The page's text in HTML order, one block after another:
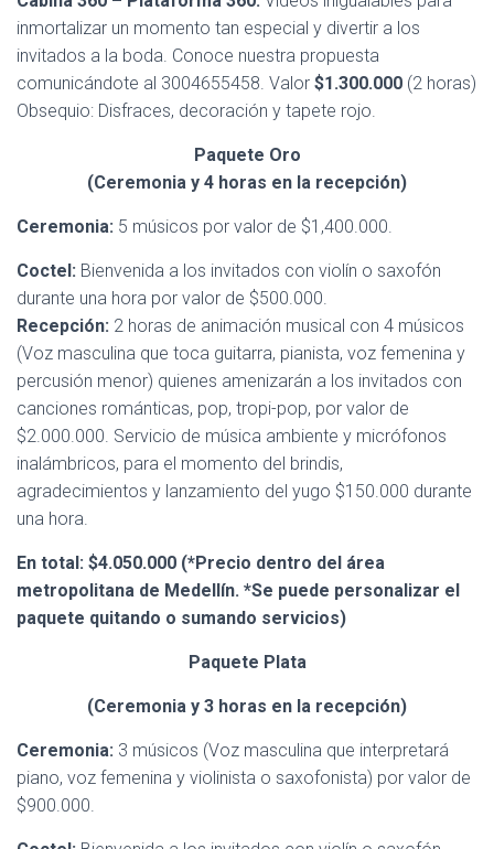
inmortalizar un momento tan especial y divertir a los
invitados a la boda. Conoce nuestra propuesta
comunicándote al 3004655458. Valor $1.300.000 (2 horas)
Obsequio: Disfraces, decoración y tapete rojo.
Paquete Oro
(Ceremonia y 4 horas en la recepción)
Ceremonia: 5 músicos por valor de $1,400.000.
Coctel: Bienvenida a los invitados con violín o saxofón
durante una hora por valor de $500.000.
Recepción: 2 horas de animación musical con 4 músicos
(Voz masculina que toca guitarra, pianista, voz femenina y
percusión menor) quienes amenizarán a los invitados con
canciones románticas, pop, tropi-pop, por valor de
$2.000.000. Servicio de música ambiente y micrófonos
inalámbricos, para el momento del brindis,
agradecimientos y lanzamiento del yugo $150.000 durante
una hora.
En total: $4.050.000 (*Precio dentro del área
metropolitana de Medellín. *Se puede personalizar el
paquete quitando o sumando servicios)
Paquete Plata
(Ceremonia y 3 horas en la recepción)
Ceremonia: 3 músicos (Voz masculina que interpretará
piano, voz femenina y violinista o saxofonista) por valor de
$900.000.